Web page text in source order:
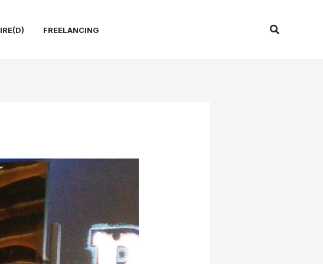
FREELANCING Search